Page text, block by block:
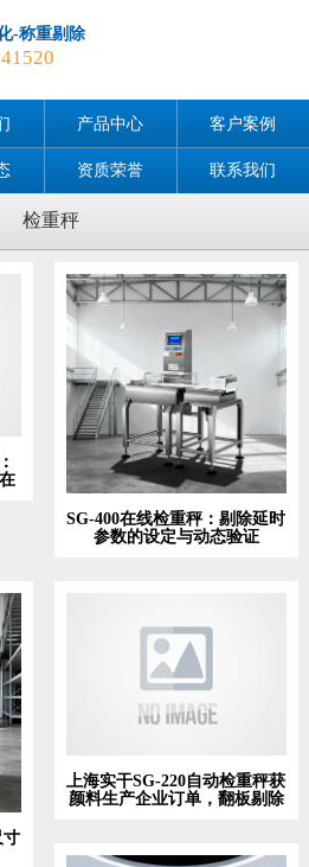
-称重剔除
产品中心 客户案例
资质荣誉 联系我们
检重秤
SG-400在线检重秤：剔除延时
参数的设定与动态验证
寸
上海实干SG-220自动检重秤获
颜料生产企业订单，翻板剔除